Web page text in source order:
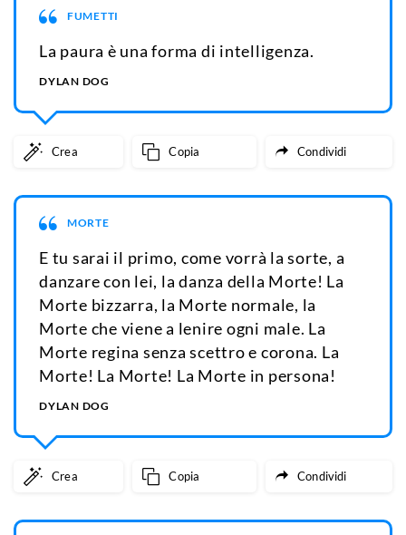
FUMETTI
La paura è una forma di intelligenza.
DYLAN DOG
Crea Copia Condividi
MORTE
E tu sarai il primo, come vorrà la sorte, a
danzare con lei, la danza della Morte! La
Morte bizzarra, la Morte normale, la
Morte che viene a lenire ogni male. La
Morte regina senza scettro e corona. La
Morte! La Morte! La Morte in persona!
DYLAN DOG
Crea Copia Condividi